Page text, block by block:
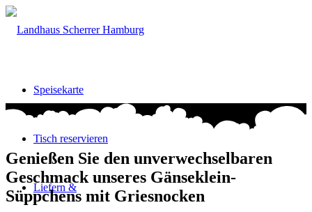
Speisekarte
Tisch reservieren
Liefern &
Genießen Sie den unverwechselbaren
Geschmack unseres Gänseklein-
Süppchens mit Griesnocken